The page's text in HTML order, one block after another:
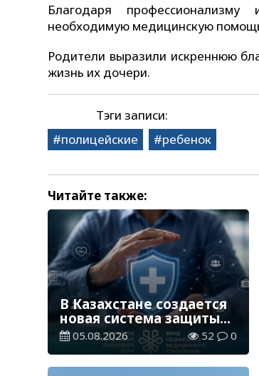
Благодаря
необходимую медицинскую
Родители выразили искреннюю
жизнь их дочери.
Тэги записи:
полицейские
ребенок
Читайте также:
В Казахстане создается
новая система защиты
средств ОСМС от
необоснованных выплат
05.08.2026 52 0